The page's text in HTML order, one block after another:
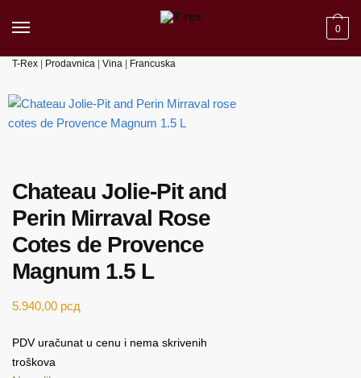
0
T-Rex Prodavnica Vina Francuska
Chateau Jolie-Pit and
Perin Mirraval Rose
Cotes de Provence
Magnum 1.5 L
5.940,00 рсд
PDV uračunat u cenu i nema skrivenih
troškova